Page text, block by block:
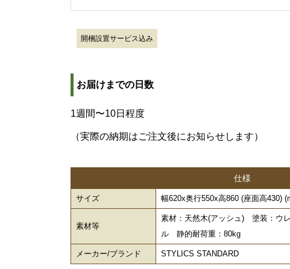
開梱設置サービス込み
お届けまでの日数
1週間〜10日程度
（実際の納期はご注文後にお知らせします）
仕様
サイズ 幅620x奥行550x高860 (座面高430)
素材等
素材：天然木(アッシュ) 塗装：ウ
ル 静的耐荷重：80kg
メーカー/ブランド STYLICS STANDARD